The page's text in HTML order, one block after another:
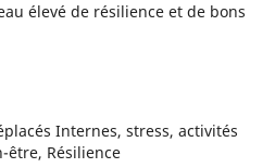
élevé de résilience et de bons
Internes, stress, activités
être, Résilience